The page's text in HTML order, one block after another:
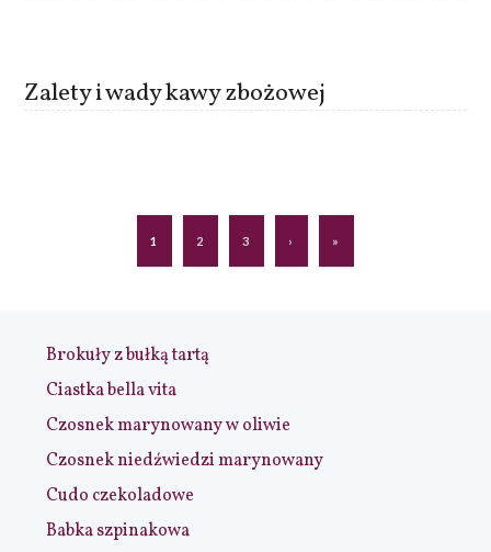
Zalety i wady kawy zbożowej
1 2 3 › »
Brokuły z bułką tartą
Ciastka bella vita
Czosnek marynowany w oliwie
Czosnek niedźwiedzi marynowany
Cudo czekoladowe
Babka szpinakowa